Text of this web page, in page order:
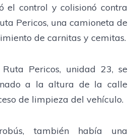
el control y colisionó contra
Pericos, una camioneta de
de carnitas y cemitas.
Pericos, unidad 23, se
a la altura de la calle
de limpieza del vehículo.
también había una